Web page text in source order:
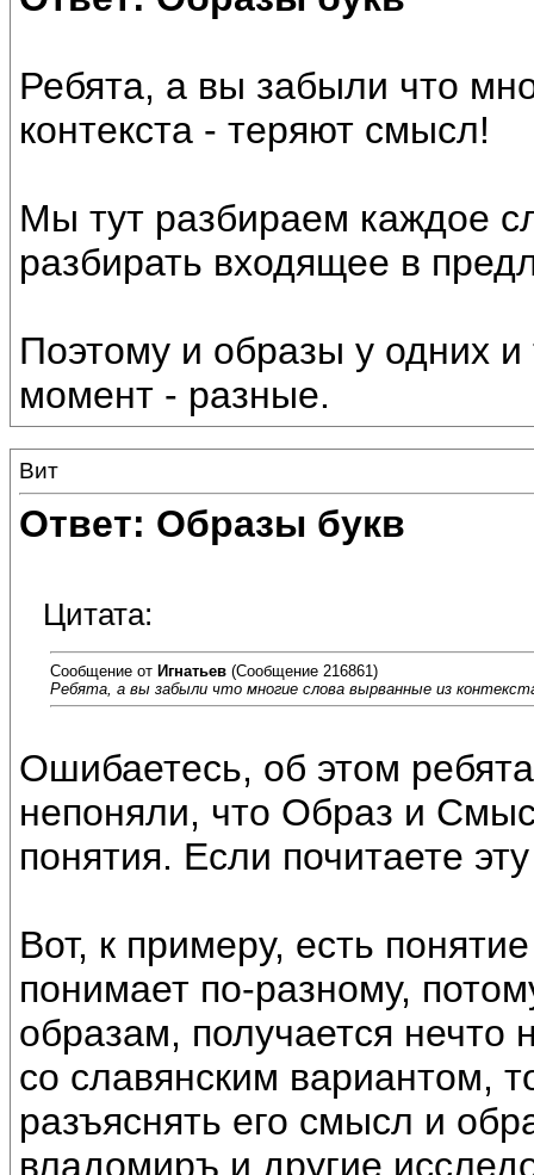
Ребята, а вы забыли что
контекста - теряют смысл!
Мы тут разбираем каждое
разбирать входящее в
Поэтому и образы у одних
момент - разные.
Вит
Ответ: Образы букв
Цитата:
Сообщение от Игнатьев (Сообщение 216861)
Ребята, а вы забыли что многие слова вырванные из
Ошибаетесь, об этом
непоняли, что Образ и
понятия. Если почитаете
Вот, к примеру, есть
понимает по-разному,
образам, получается нечто
со славянским вариантом,
разъяснять его смысл и
владомиръ и другие